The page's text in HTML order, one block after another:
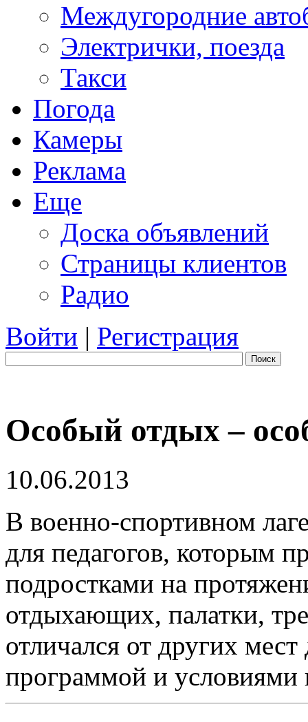
Междугородние
Электрички, поезда
Такси
Погода
Камеры
Реклама
Еще
Доска объявлений
Страницы клиентов
Радио
Войти | Регистрация
Поиск
Особый отдых –
10.06.2013
В военно-спортивном
для педагогов, которым
подростками на
отдыхающих, палатки,
отличался от других
программой и условиями